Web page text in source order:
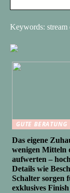
Keywords: stream
GUTE BERATUNG
Das eigene
wenigen Mitteln
aufwerten –
Details wie
Schalter sorgen
exklusives Finish